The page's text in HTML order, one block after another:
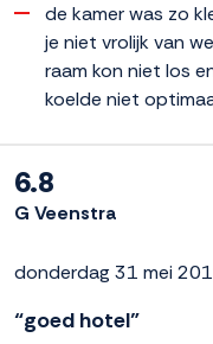
de kamer was zo
je niet vrolijk van
raam kon niet los
koelde niet
6.8
G Veenstra
donderdag 31 mei
“goed hotel”